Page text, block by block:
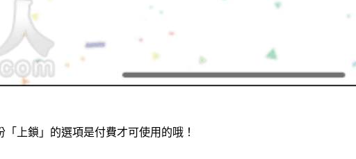
上鎖」的選項是付費才可使用的哦！